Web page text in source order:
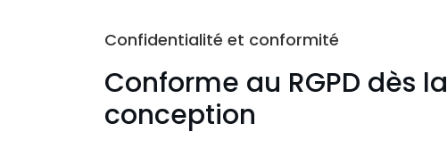
Confidentialité et conformité
Conforme au RGPD dès la
conception